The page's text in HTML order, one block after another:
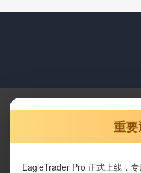
重
EagleTrader Pro 正式上线，专